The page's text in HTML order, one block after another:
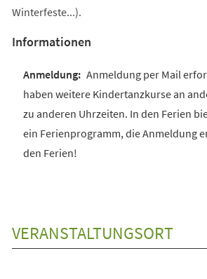
Winterfeste...).
Informationen
Anmeldung per Mail
haben weitere Kindertanzkurse an
zu anderen Uhrzeiten. In den Ferien
ein Ferienprogramm, die Anmeldung
den Ferien!
VERANSTALTUNGSORT